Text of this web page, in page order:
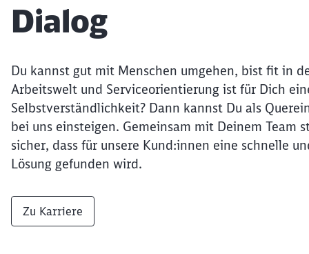
Dialog
Du kannst gut mit Menschen umgehen, bist fit in
Arbeitswelt und Serviceorientierung ist für Dich
Selbstverständlichkeit? Dann kannst Du als
bei uns einsteigen. Gemeinsam mit Deinem Team
sicher, dass für unsere Kund:innen eine schnelle
Lösung gefunden wird.
Zu Karriere